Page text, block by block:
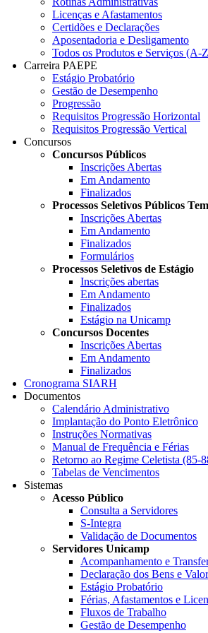
Licenças e Afastamentos
Certidões e Declarações
Aposentadoria e Desligamento
Todos os Produtos e Serviços (A-
Carreira PAEPE
Estágio Probatório
Gestão de Desempenho
Progressão
Requisitos Progressão Horizontal
Requisitos Progressão Vertical
Concursos
Concursos Públicos
Inscrições Abertas
Em Andamento
Finalizados
Processos Seletivos Públicos
Inscrições Abertas
Em Andamento
Finalizados
Formulários
Processos Seletivos de Estágio
Inscrições abertas
Em Andamento
Finalizados
Estágio na Unicamp
Concursos Docentes
Inscrições Abertas
Em Andamento
Finalizados
Cronograma SIARH
Documentos
Calendário Administrativo
Implantação do Ponto Eletrônico
Instruções Normativas
Manual de Frequência e Férias
Retorno ao Regime Celetista (85-
Tabelas de Vencimentos
Sistemas
Acesso Público
Consulta a Servidores
S-Integra
Validação de Documentos
Servidores Unicamp
Acompanhamento e
Declaração dos Bens e
Estágio Probatório
Férias, Afastamentos e
Fluxos de Trabalho
Gestão de Desempenho